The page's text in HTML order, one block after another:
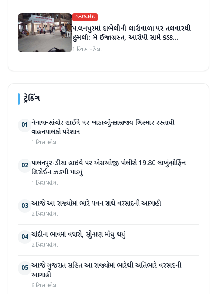
બનાસકાંઠા
પાલનપુરમાં દાબેલીની લારીવાળા પર તલવારથી
હુમલો: બે ઈજાગ્રસ્ત, આરોપી સામે કડક
કાર્યવાહીની માંગ
1 દિવસ પહેલા
ટ્રેન્ડિંગ
01 નેનાવા-સાંચોર હાઈવે પર ખાડાઓનું સામ્રાજ્ય બિસ્માર રસ્તાથી
વાહનચાલકો પરેશાન
1 દિવસ પહેલા
02 પાલનપુર-ડીસા હાઇવે પર એસઓજી પોલીસે 19.80 લાખનું મોર્ફિન
હિરોઈન ઝડપી પાડ્યું
1 દિવસ પહેલા
03 આજે આ રાજ્યોમાં ભારે પવન સાથે વરસાદની આગાહી
2 દિવસ પહેલા
04 ચાંદીના ભાવમાં વધારો, સોનું પણ મોંઘુ થયું
2 દિવસ પહેલા
05 આજે ગુજરાત સહિત આ રાજ્યોમાં ભારેથી અતિભારે વરસાદની
આગાહી
6 દિવસ પહેલા